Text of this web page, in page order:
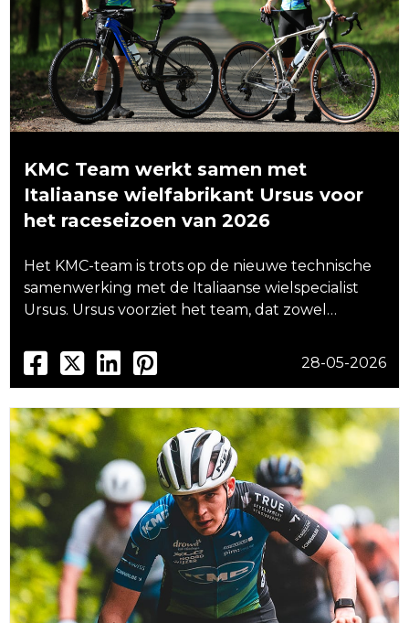
KMC Team werkt samen met
Italiaanse wielfabrikant Ursus voor
het raceseizoen van 2026
Het KMC-team is trots op de nieuwe technische
samenwerking met de Italiaanse wielspecialist
Ursus. Ursus voorziet het team, dat zowel…
28-05-2026